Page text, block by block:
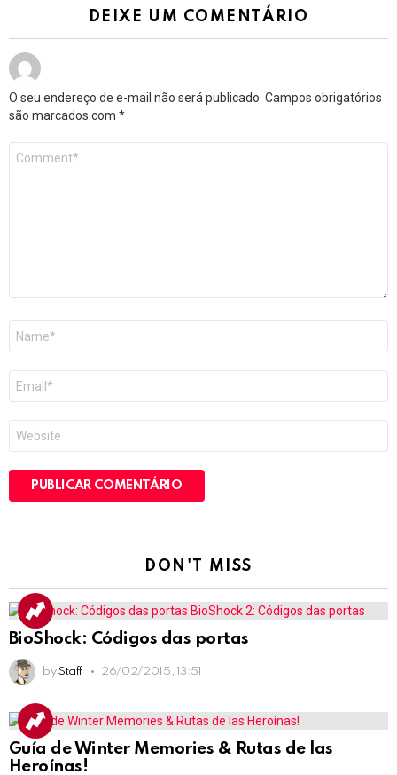
DEIXE UM COMENTÁRIO
O seu endereço de e-mail não será publicado. Campos obrigatórios
são marcados com *
mail
*
DON'T MISS
BioShock: Códigos das portas
by Staff 26/02/2015, 13:51
Guía de Winter Memories & Rutas de las
Heroínas!